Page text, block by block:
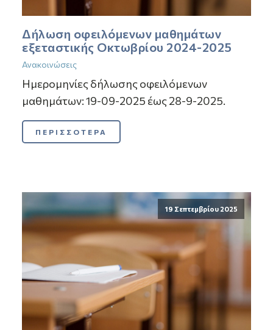
Δήλωση οφειλόμενων μαθημάτων
εξεταστικής Οκτωβρίου 2024-2025
Ανακοινώσεις
Ημερομηνίες δήλωσης οφειλόμενων
μαθημάτων: 19-09-2025 έως 28-9-2025.
ΠΕΡΙΣΣΟΤΕΡΑ
19 Σεπτεμβρίου 2025